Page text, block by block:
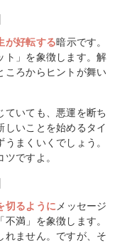
が好転する暗示です。
ト」を象徴します。解
ころからヒントが舞い
ていても、悪運を断ち
しいことを始めるタイ
まくいくでしょう。
ですよ。
切るように メッセージ
満」を象徴します。
れません。ですが、そ